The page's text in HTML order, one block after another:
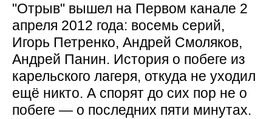
"Отрыв" вышел на Первом канале 2
апреля 2012 года: восемь серий,
Игорь Петренко, Андрей Смоляков,
Андрей Панин. История о побеге из
карельского лагеря, откуда не уходил
ещё никто. А спорят до сих пор не о
побеге — о последних пяти минутах.